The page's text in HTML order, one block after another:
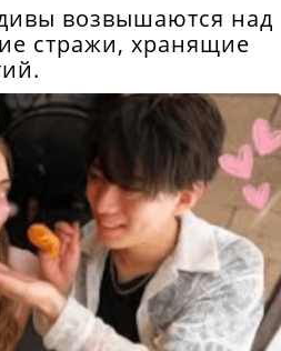
возвышаются над
стражи, хранящие